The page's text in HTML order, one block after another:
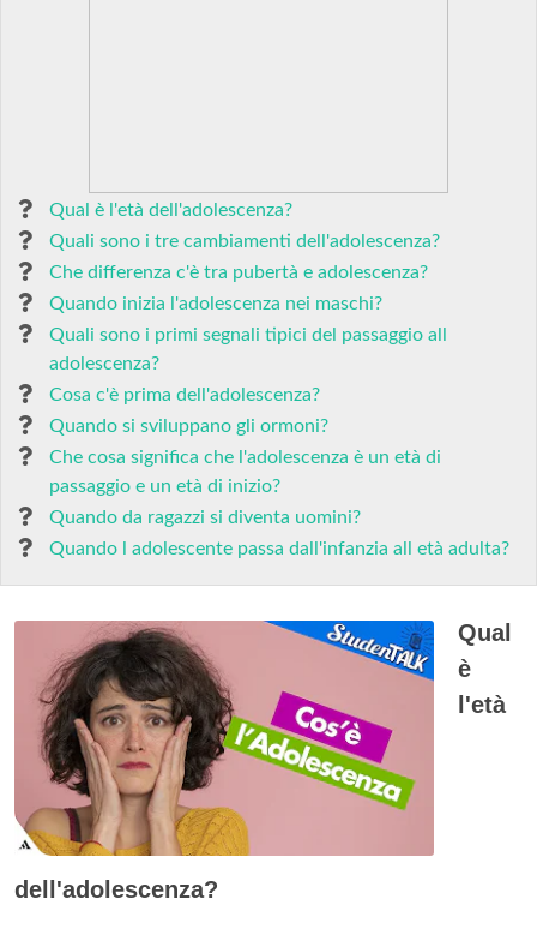
Qual è l'età dell'adolescenza?
Quali sono i tre cambiamenti dell'adolescenza?
Che differenza c'è tra pubertà e adolescenza?
Quando inizia l'adolescenza nei maschi?
Quali sono i primi segnali tipici del passaggio all
adolescenza?
Cosa c'è prima dell'adolescenza?
Quando si sviluppano gli ormoni?
Che cosa significa che l'adolescenza è un età di
passaggio e un età di inizio?
Quando da ragazzi si diventa uomini?
Quando l adolescente passa dall'infanzia all età adulta?
Qual
è
l'età
dell'adolescenza?